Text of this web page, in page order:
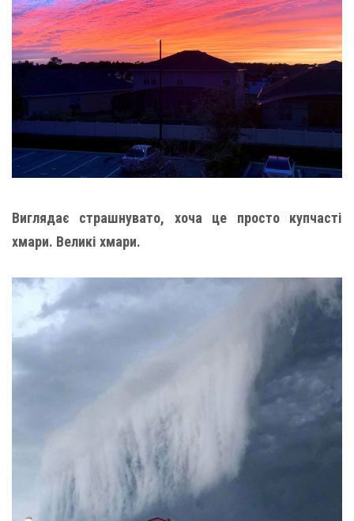
Виглядає страшнувато, хоча це просто купчасті
хмари. Великі хмари.